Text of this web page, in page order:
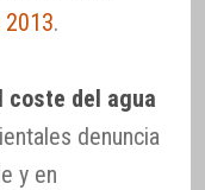
2013.
coste del agua
denuncia
y en